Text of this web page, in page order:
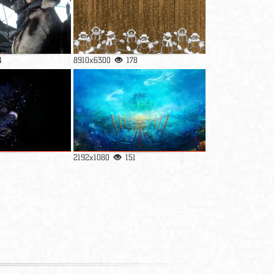
8910x6300 178
2192x1080 151